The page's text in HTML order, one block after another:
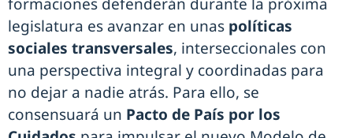
formaciones defenderán durante la próxima
legislatura es avanzar en unas políticas
sociales transversales, interseccionales con
una perspectiva integral y coordinadas para
no dejar a nadie atrás. Para ello, se
consensuará un Pacto de País por los